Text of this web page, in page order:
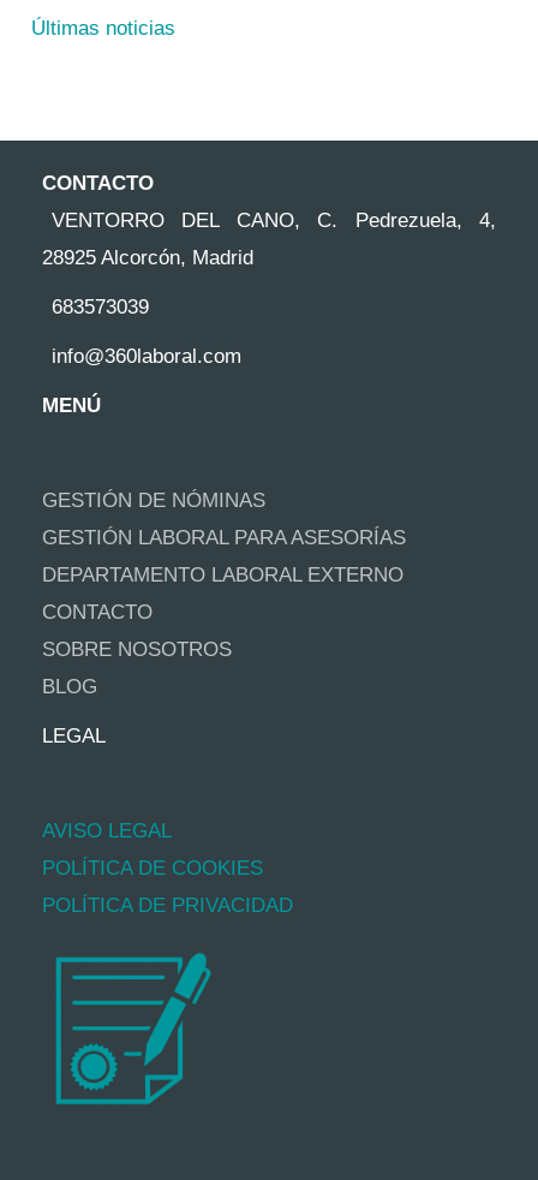
Últimas noticias
CONTACTO
VENTORRO DEL CANO, C. Pedrezuela, 4,
28925 Alcorcón, Madrid
683573039
info@360laboral.com
MENÚ
GESTIÓN DE NÓMINAS
GESTIÓN LABORAL PARA ASESORÍAS
DEPARTAMENTO LABORAL EXTERNO
CONTACTO
SOBRE NOSOTROS
BLOG
LEGAL
AVISO LEGAL
POLÍTICA DE COOKIES
POLÍTICA DE PRIVACIDAD